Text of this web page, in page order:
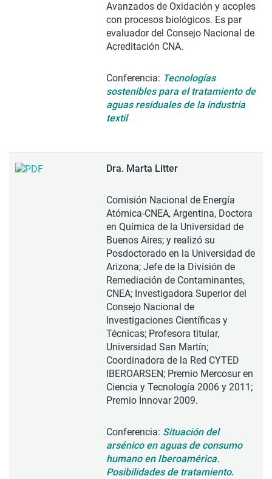
Avanzados de Oxidación y acoples
con procesos biológicos. Es par
evaluador del Consejo Nacional de
Acreditación CNA.
Conferencia: Tecnologías
sostenibles para el tratamiento de
aguas residuales de la industria
textil
Dra. Marta Litter
Comisión Nacional de Energía
Atómica-CNEA, Argentina, Doctora
en Química de la Universidad de
Buenos Aires; y realizó su
Posdoctorado en la Universidad de
Arizona; Jefe de la División de
Remediación de Contaminantes,
CNEA; Investigadora Superior del
Consejo Nacional de
Investigaciones Científicas y
Técnicas; Profesora titular,
Universidad San Martín;
Coordinadora de la Red CYTED
IBEROARSEN; Premio Mercosur en
Ciencia y Tecnología 2006 y 2011;
Premio Innovar 2009.
Conferencia: Situación del
arsénico en aguas de consumo
humano en Iberoamérica.
Posibilidades de tratamiento.